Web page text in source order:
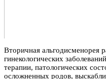
Вторичная альгодисменорея
гинекологических
терапии, патологических
осложненных родов,